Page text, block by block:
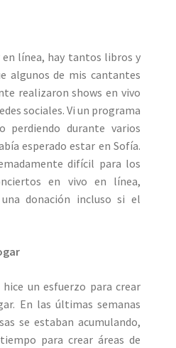
en línea, hay tantos libros y
algunos de mis cantantes
realizaron shows en vivo
sociales. Vi un programa
perdiendo durante varios
esperado estar en Sofía.
difícil para los
en vivo en línea,
donación incluso si el
un esfuerzo para crear
En las últimas semanas
se estaban acumulando,
para crear áreas de